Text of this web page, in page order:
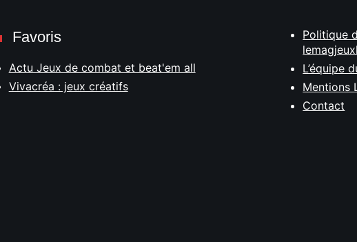
Favoris
Actu Jeux de combat et beat'em all
Vivacréa : jeux créatifs
Politique
L’équipe
Mentions
Contact